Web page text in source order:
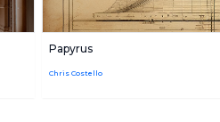
Papyrus
Chris Costello